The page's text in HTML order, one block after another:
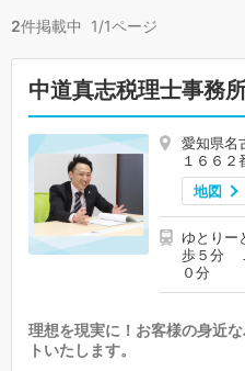
2件掲載中 1/1ページ
中道真志税理士事務
愛知県名
１６６２
地図
ゆとりー
歩５分
０分
理想を現実に！お客様の身近
トいたします。